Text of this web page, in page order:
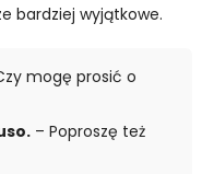
bardziej wyjątkowe.
mogę prosić o
– Poproszę też